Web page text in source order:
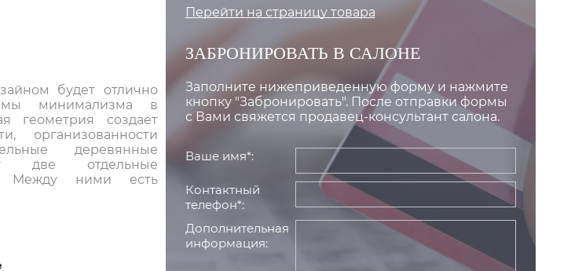
будет отлично
минимализма в
геометрия создает
организованности
деревянные
две отдельные
Между ними есть
Перейти на страницу товара
ЗАБРОНИРОВАТЬ В САЛОНЕ
Заполните нижеприведенную форму и нажмите
кнопку "Забронировать". После отправки формы
с Вами свяжется продавец-консультант салона.
Ваше имя*:
Контактный
телефон*:
Дополнительная
информация: